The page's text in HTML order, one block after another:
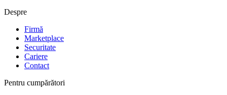
Despre
Firmă
Marketplace
Securitate
Cariere
Contact
Pentru cumpărători